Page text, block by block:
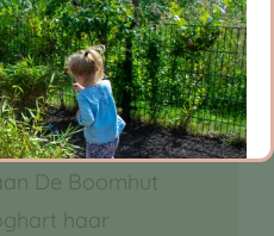
aan bij Junis
De Boomhut
haar